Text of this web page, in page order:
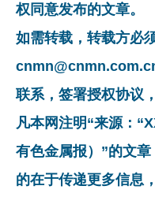
权同意发布的文章。
如需转载，转载方必
联系，签署授权协议
凡本网注明“来源：
有色金属报）”的文
的在于传递更多信息